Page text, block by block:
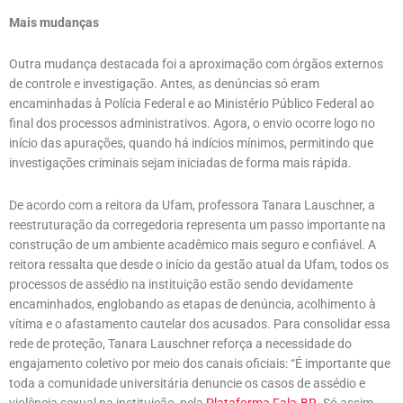
Mais mudanças
Outra mudança destacada foi a aproximação com órgãos externos
de controle e investigação. Antes, as denúncias só eram
encaminhadas à Polícia Federal e ao Ministério Público Federal ao
final dos processos administrativos. Agora, o envio ocorre logo no
início das apurações, quando há indícios mínimos, permitindo que
investigações criminais sejam iniciadas de forma mais rápida.
De acordo com a reitora da Ufam, professora Tanara Lauschner, a
reestruturação da corregedoria representa um passo importante na
construção de um ambiente acadêmico mais seguro e confiável. A
reitora ressalta que desde o início da gestão atual da Ufam, todos os
processos de assédio na instituição estão sendo devidamente
encaminhados, englobando as etapas de denúncia, acolhimento à
vítima e o afastamento cautelar dos acusados. Para consolidar essa
rede de proteção, Tanara Lauschner reforça a necessidade do
engajamento coletivo por meio dos canais oficiais: “É importante que
toda a comunidade universitária denuncie os casos de assédio e